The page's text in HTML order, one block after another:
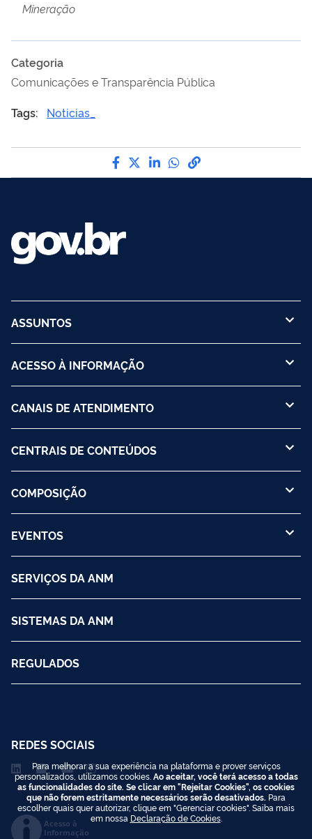
Mineração
Categoria
Comunicações e Transparência Pública
Tags:
Noticias_
Compartilhe por Facebook
Compartilhe por Twitter
Compartilhe por
Compartilhe por
link para Copiar
ASSUNTOS
ACESSO À INFORMAÇÃO
CANAIS DE ATENDIMENTO
CENTRAIS DE CONTEÚDOS
COMPOSIÇÃO
EVENTOS
SERVIÇOS DA ANM
SISTEMAS DA ANM
REGULADOS
REDES SOCIAIS
Acesso à
Informação
Para melhorar a sua experiência na plataforma e prover serviços
personalizados, utilizamos cookies. Ao aceitar, você terá acesso a todas
as funcionalidades do site. Se clicar em "Rejeitar Cookies", os cookies
que não forem estritamente necessários serão desativados. Para
escolher quais quer autorizar, clique em "Gerenciar cookies". Saiba mais
em nossa Declaração de Cookies.